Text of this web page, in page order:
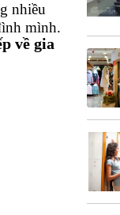
nhiều
mình.
về gia